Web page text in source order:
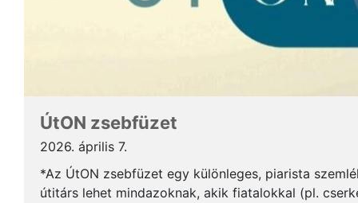
ÚtON zsebfüzet
2026. április 7.
*Az ÚtON zsebfüzet egy különleges, piarista
útitárs lehet mindazoknak, akik fiatalokkal (pl.